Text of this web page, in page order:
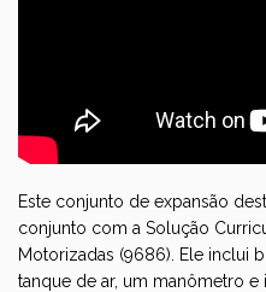
Este conjunto de expansão
conjunto com a Solução
Motorizadas (9686) . Ele inclui
tanque de ar, um manômetro